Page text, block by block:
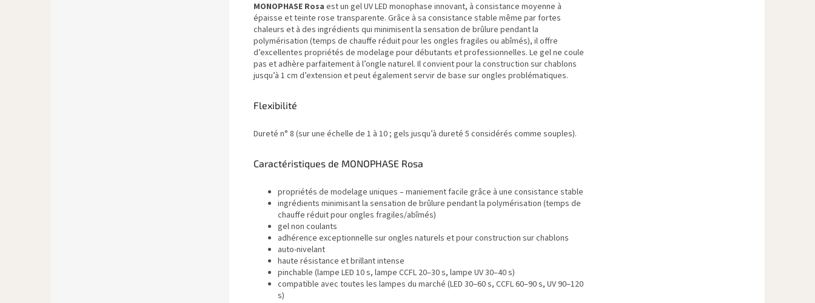
MONOPHASE Rosa est un gel UV LED monophase innovant, à consistance moyenne à
épaisse et teinte rose transparente. Grâce à sa consistance stable même par fortes
chaleurs et à des ingrédients qui minimisent la sensation de brûlure pendant la
polymérisation (temps de chauffe réduit pour les ongles fragiles ou abîmés), il offre
d’excellentes propriétés de modelage pour débutants et professionnelles. Le gel ne coule
pas et adhère parfaitement à l’ongle naturel. Il convient pour la construction sur chablons
jusqu’à 1 cm d’extension et peut également servir de base sur ongles problématiques.
Flexibilité
Dureté n° 8 (sur une échelle de 1 à 10 ; gels jusqu’à dureté 5 considérés comme souples).
Caractéristiques de MONOPHASE Rosa
propriétés de modelage uniques – maniement facile grâce à une consistance stable
ingrédients minimisant la sensation de brûlure pendant la polymérisation (temps de
chauffe réduit pour ongles fragiles/abîmés)
gel non coulants
adhérence exceptionnelle sur ongles naturels et pour construction sur chablons
auto-nivelant
haute résistance et brillant intense
pinchable (lampe LED 10 s, lampe CCFL 20–30 s, lampe UV 30–40 s)
compatible avec toutes les lampes du marché (LED 30–60 s, CCFL 60–90 s, UV 90–120
s)